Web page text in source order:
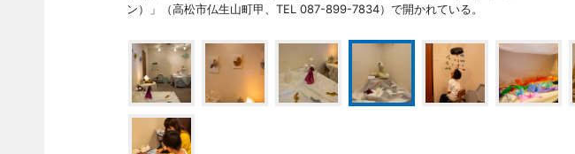
ン）」（高松市仏生山町甲、TEL 087-899-7834）で開かれている。